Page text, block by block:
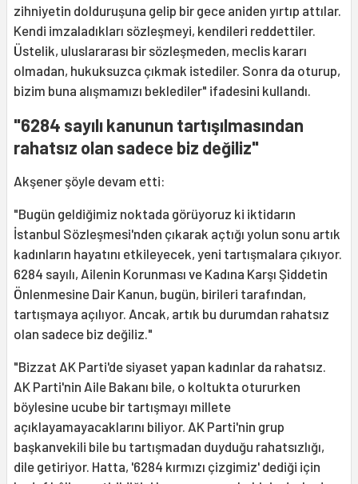
zihniyetin dolduruşuna gelip bir gece aniden yırtıp attılar.
Kendi imzaladıkları sözleşmeyi, kendileri reddettiler.
Üstelik, uluslararası bir sözleşmeden, meclis kararı
olmadan, hukuksuzca çıkmak istediler. Sonra da oturup,
bizim buna alışmamızı beklediler" ifadesini kullandı.
"6284 sayılı kanunun tartışılmasından
rahatsız olan sadece biz değiliz"
Akşener şöyle devam etti:
"Bugün geldiğimiz noktada görüyoruz ki iktidarın
İstanbul Sözleşmesi'nden çıkarak açtığı yolun sonu artık
kadınların hayatını etkileyecek, yeni tartışmalara çıkıyor.
6284 sayılı, Ailenin Korunması ve Kadına Karşı Şiddetin
Önlenmesine Dair Kanun, bugün, birileri tarafından,
tartışmaya açılıyor. Ancak, artık bu durumdan rahatsız
olan sadece biz değiliz."
"Bizzat AK Parti'de siyaset yapan kadınlar da rahatsız.
AK Parti'nin Aile Bakanı bile, o koltukta otururken
böylesine ucube bir tartışmayı millete
açıklayamayacaklarını biliyor. AK Parti'nin grup
başkanvekili bile bu tartışmadan duyduğu rahatsızlığı,
dile getiriyor. Hatta, '6284 kırmızı çizgimiz' dediği için